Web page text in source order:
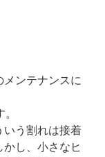
ンテナンスに
いう割れは接着
し、小さなヒ